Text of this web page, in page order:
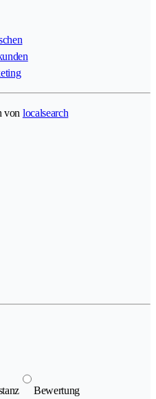
von localsearch
Bewertung